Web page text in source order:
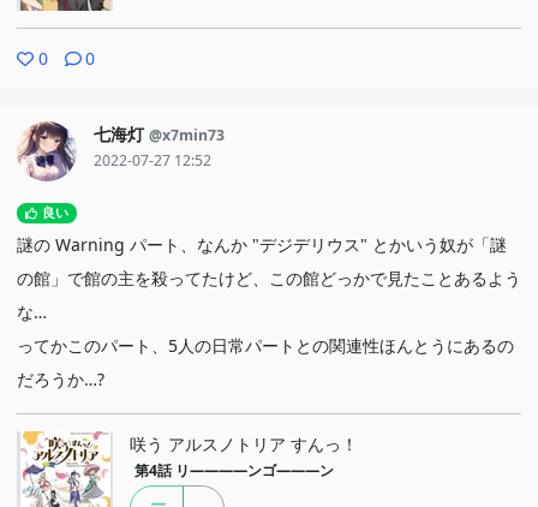
0 0
七海灯 @x7min73
2022-07-27 12:52
良い
謎の Warning パート、なんか "デジデリウス" とかいう奴が「謎
の館」で館の主を殺ってたけど、この館どっかで見たことあるよう
な…
ってかこのパート、5人の日常パートとの関連性ほんとうにあるの
だろうか…?
咲う アルスノトリア すんっ！
第4話 リ――――ンゴ―――ン